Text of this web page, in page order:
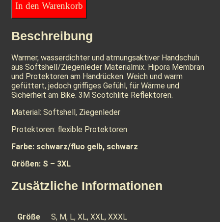
In den Warenkorb
Beschreibung
Warmer, wasserdichter und atmungsaktiver Handschuh
aus Softshell/Ziegenleder Materialmix. Hipora Membran
und Protektoren am Handrücken. Weich und warm
gefüttert, jedoch griffiges Gefühl, für Wärme und
Sicherheit am Bike. 3M Scotchlite Reflektoren.
Material: Softshell, Ziegenleder
Protektoren: flexible Protektoren
Farbe: schwarz/fluo gelb, schwarz
Größen: S – 3XL
Zusätzliche Informationen
Größe S, M, L, XL, XXL, XXXL